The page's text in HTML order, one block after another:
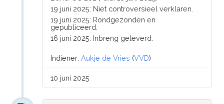
19 juni 2025: Niet controversieel verklaren.
19 juni 2025: Rondgezonden en
gepubliceerd.
16 juni 2025: Inbreng geleverd.
Indiener:Aukje de Vries (VVD)
10 juni 2025